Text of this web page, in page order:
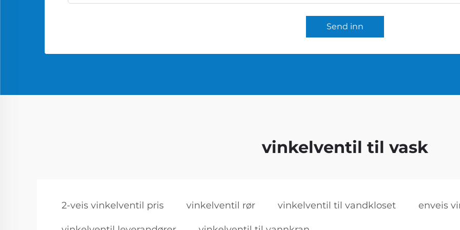
Send inn
vinkelventil til vask
2-veis vinkelventil pris vinkelventil rør vinkelventil til vandkloset enveis